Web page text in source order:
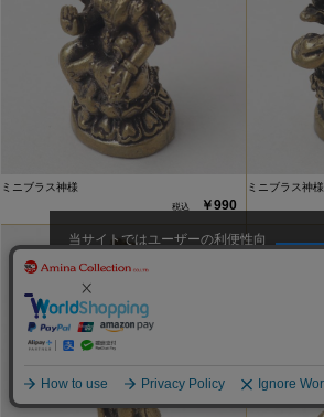
ミニブラス神様
￥990
ミニブラス神様
当サイトではユーザーの利便性向